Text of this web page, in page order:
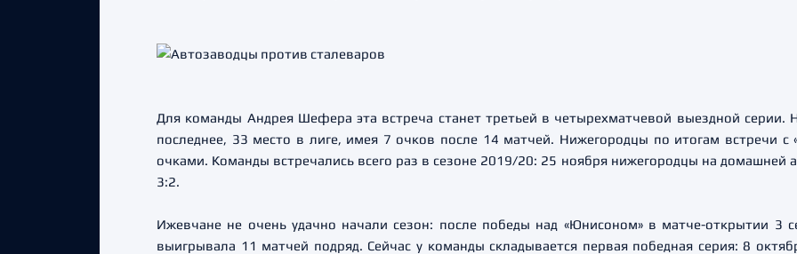
Для команды Андрея Шефера эта встреча станет третьей в четырехматчевой выездной
последнее, 33 место в лиге, имея 7 очков после 14 матчей. Нижегородцы по итогам встречи с
очками. Команды встречались всего раз в сезоне 2019/20: 25 ноября нижегородцы на домашней
3:2.
Ижевчане не очень удачно начали сезон: после победы над «Юнисоном» в матче-открытии 3
выигрывала 11 матчей подряд. Сейчас у команды складывается первая победная серия: 8